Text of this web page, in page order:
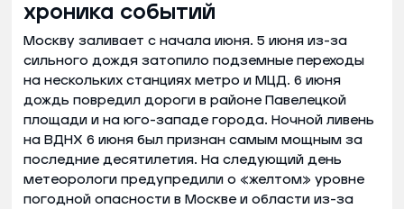
хроника событий
Москву заливает с начала июня. 5 июня из-за
сильного дождя затопило подземные переходы
на нескольких станциях метро и МЦД. 6 июня
дождь повредил дороги в районе Павелецкой
площади и на юго-западе города. Ночной ливень
на ВДНХ 6 июня был признан самым мощным за
последние десятилетия. На следующий день
метеорологи предупредили о «желтом» уровне
погодной опасности в Москве и области из-за